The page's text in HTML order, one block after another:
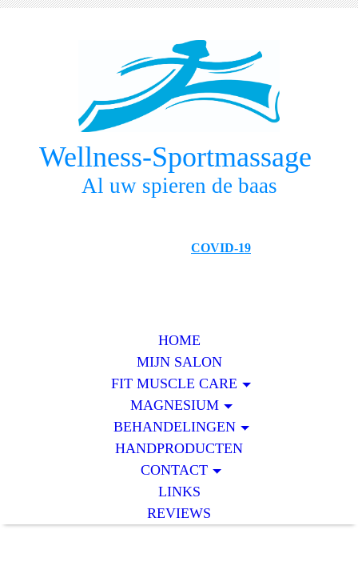
Wellness-Sportmassage
Al uw spieren de baas
COVID-19
HOME
MIJN SALON
FIT MUSCLE CARE
MAGNESIUM
BEHANDELINGEN
HANDPRODUCTEN
CONTACT
LINKS
REVIEWS